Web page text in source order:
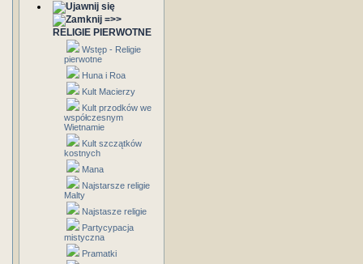
=>>
RELIGIE PIERWOTNE
Wstęp - Religie
pierwotne
Huna i Roa
Kult Macierzy
Kult przodków we
współczesnym
Wietnamie
Kult szczątków
kostnych
Mana
Najstarsze religie
Malty
Najstasze religie
Partycypacja
mistyczna
Pramatki